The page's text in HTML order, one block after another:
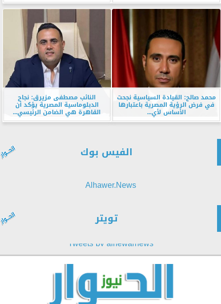
محمد صالح: القيادة السياسية نجحت
في فرض الرؤية المصرية باعتبارها
الأساس لأي...
النائب مصطفى مزيرق: نجاح
الدبلوماسية المصرية يؤكد أن
القاهرة هي الضامن الرئيسي...
الفيس بوك
Alhawer.News
تويتر
Tweets by alhewarnews